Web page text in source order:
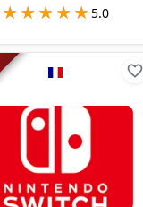
★★★★★
★★★★★5.0